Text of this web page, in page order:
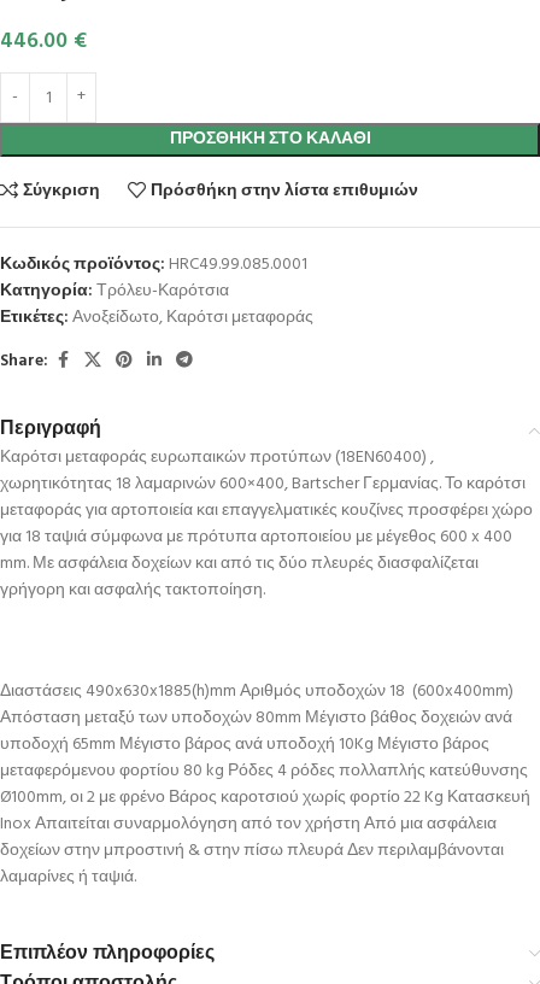
446.00 €
ΠΡΟΣΘΉΚΗ ΣΤΟ ΚΑΛΆΘΙ
Σύγκριση
Πρόσθήκη στην λίστα επιθυμιών
Κωδικός προϊόντος: HRC49.99.085.0001
Κατηγορία:Τρόλευ-Καρότσια
Ετικέτες:Ανοξείδωτο,Καρότσι μεταφοράς
Share:
Περιγραφή
Καρότσι μεταφοράς ευρωπαικών προτύπων (18EN60400) ,
χωρητικότητας 18 λαμαρινών 600×400, Bartscher Γερμανίας. Το καρότσι
μεταφοράς για αρτοποιεία και επαγγελματικές κουζίνες προσφέρει χώρο
για 18 ταψιά σύμφωνα με πρότυπα αρτοποιείου με μέγεθος 600 x 400
mm. Με ασφάλεια δοχείων και από τις δύο πλευρές διασφαλίζεται
γρήγορη και ασφαλής τακτοποίηση.
Διαστάσεις 490x630x1885(h)mm Αριθμός υποδοχών 18 (600x400mm)
Απόσταση μεταξύ των υποδοχών 80mm Μέγιστο βάθος δοχειών ανά
υποδοχή 65mm Μέγιστο βάρος ανά υποδοχή 10Kg Μέγιστο βάρος
μεταφερόμενου φορτίου 80 kg Ρόδες 4 ρόδες πολλαπλής κατεύθυνσης
Ø100mm, οι 2 με φρένο Βάρος καροτσιού χωρίς φορτίο 22 Kg Κατασκευή
Inox Απαιτείται συναρμολόγηση από τον χρήστη Από μια ασφάλεια
δοχείων στην μπροστινή & στην πίσω πλευρά Δεν περιλαμβάνονται
λαμαρίνες ή ταψιά.
Επιπλέον πληροφορίες